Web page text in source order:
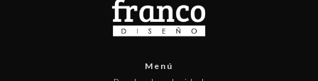
Menú